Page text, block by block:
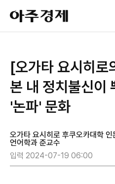
아
주
경
[오가타 요시히로
본 내 정치불신이
'논파' 문화
오가타 요시히로 후쿠오카대학 인
언어학과 준교수
입력 2024-07-19 06:00